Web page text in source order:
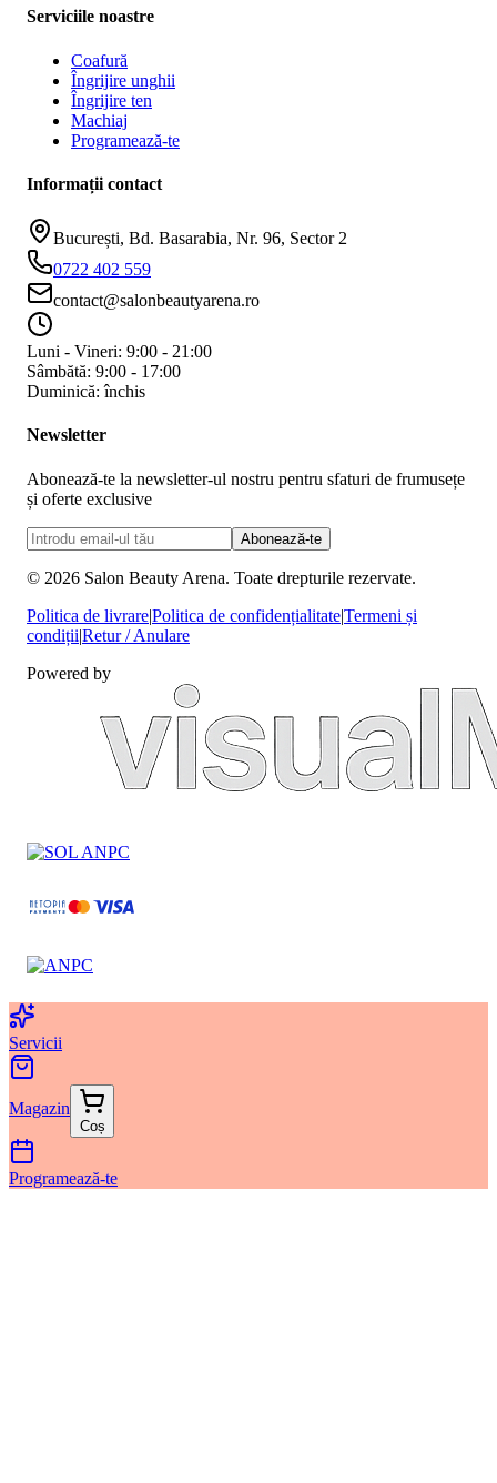
Serviciile noastre
Coafură
Îngrijire unghii
Îngrijire ten
Machiaj
Programează-te
Informații contact
București, Bd. Basarabia, Nr. 96, Sector 2
0722 402 559
contact@salonbeautyarena.ro
Luni - Vineri: 9:00 - 21:00
Sâmbătă: 9:00 - 17:00
Duminică: închis
Newsletter
Abonează-te la newsletter-ul nostru pentru sfaturi de frumusețe
și oferte exclusive
Abonează-te
© 2026 Salon Beauty Arena. Toate drepturile rezervate.
Politica de livrare|Politica de confidențialitate|Termeni și
condiții|Retur / Anulare
Powered by
Servicii
Magazin
Coș
Programează-te